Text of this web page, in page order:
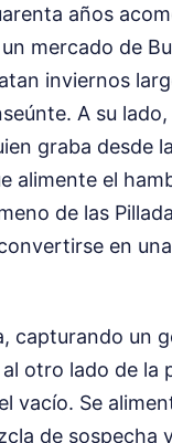
años
mercado de
inviernos
A su
graba desde
alimente el
de las
en
capturando un
otro lado de
vacío. Se
de